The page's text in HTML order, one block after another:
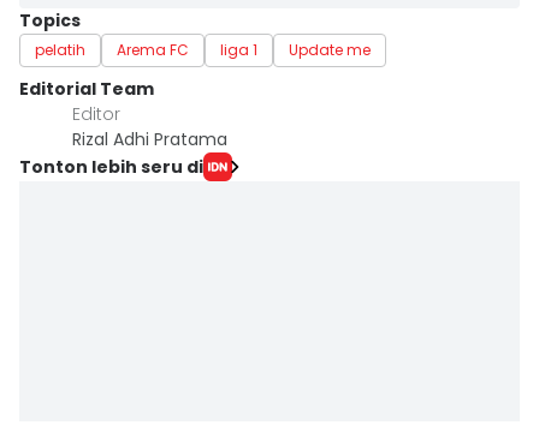
Topics
pelatih Arema FC liga 1 Update me
Editorial Team
Editor
Rizal Adhi Pratama
Tonton lebih seru di